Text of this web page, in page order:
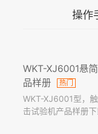
操作
WKT-XJ6001悬
品样册
热门
WKT-XJ6001型，
击试验机产品样册